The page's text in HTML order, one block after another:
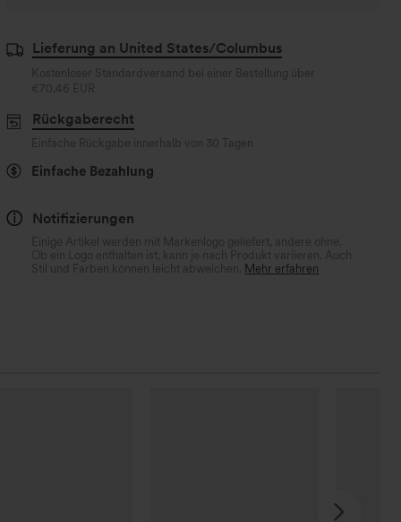
Lieferung an United States/Columbus
Kostenloser Standardversand bei einer Bestellung über
€70,46 EUR
Rückgaberecht
Einfache Rückgabe innerhalb von 30 Tagen
Einfache Bezahlung
Notifizierungen
Einige Artikel werden mit Markenlogo geliefert, andere ohne.
Ob ein Logo enthalten ist, kann je nach Produkt variieren. Auch
Stil und Farben können leicht abweichen. Mehr erfahren